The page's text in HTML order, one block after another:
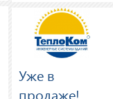
Уже в
продаже!